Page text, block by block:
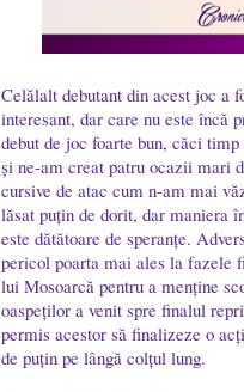
Celălalt debutant din acest joc a
interesant, dar care nu este încă
debut de joc foarte bun, căci
și ne-am creat patru ocazii mari
cursive de atac cum n-am mai
lăsat puțin de dorit, dar maniera
este dătătoare de speranțe.
pericol poarta mai ales la fazele
lui Mosoarcă pentru a menține
oaspeților a venit spre finalul
permis acestor să finalizeze o
de puțin pe lângă colțul lung.